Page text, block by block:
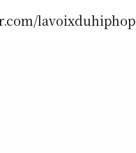
lavoixduhiphop